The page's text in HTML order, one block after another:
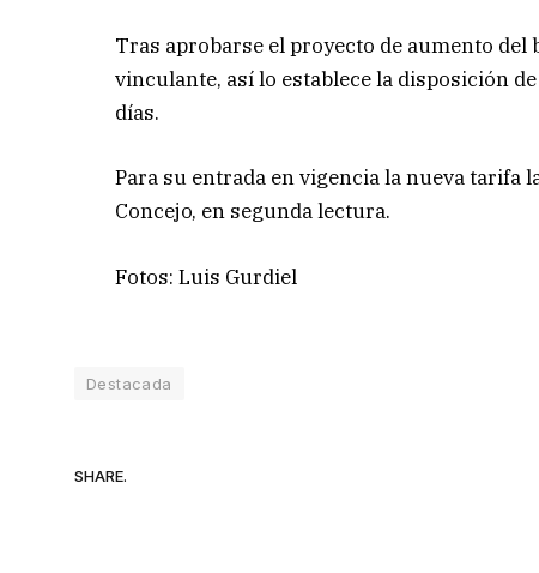
Tras aprobarse el proyecto de aumento del
vinculante, así lo establece la disposición
días.
Para su entrada en vigencia la nueva tarifa
Concejo, en segunda lectura.
Fotos: Luis Gurdiel
Destacada
SHARE.